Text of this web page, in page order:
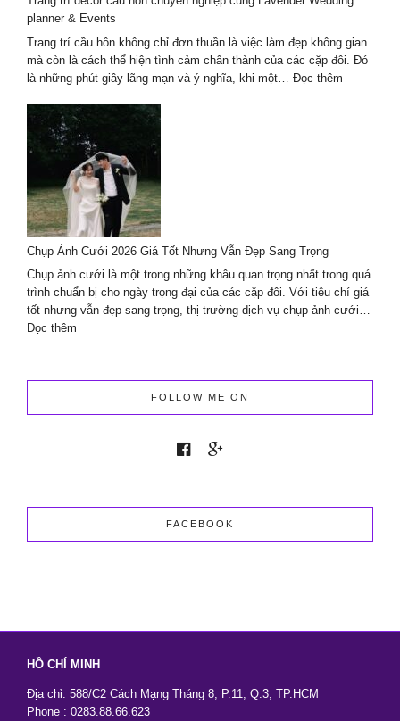
và
ánh
sáng
planner & Events
Trang trí cầu hôn không chỉ đơn thuần là việc làm đẹp không gian
mà còn là cách thể hiện tình cảm chân thành của các cặp đôi. Đó
là những phút giây lãng mạn và ý nghĩa, khi một… Đọc thêm
planner
&
Events
Chụp Ảnh Cưới 2026 Giá Tốt Nhưng Vẫn Đẹp Sang Trọng
Chụp ảnh cưới là một trong những khâu quan trọng nhất trong quá
trình chuẩn bị cho ngày trọng đại của các cặp đôi. Với tiêu chí giá
tốt nhưng vẫn đẹp sang trọng, thị trường dịch vụ chụp ảnh cưới…
Đọc thêm
Cưới
Giá
Sang
FOLLOW ME ON
FACEBOOK
HỒ CHÍ MINH
Địa chỉ: 588/C2 Cách Mạng Tháng 8, P.11, Q.3, TP.HCM
Phone : 0283.88.66.623